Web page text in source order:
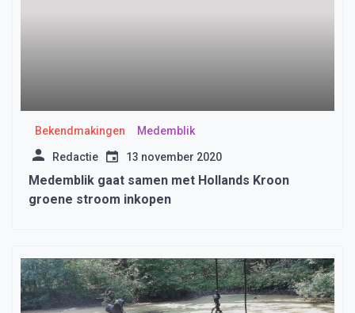
Bekendmakingen Medemblik
Redactie 13 november 2020
Medemblik gaat samen met Hollands Kroon
groene stroom inkopen